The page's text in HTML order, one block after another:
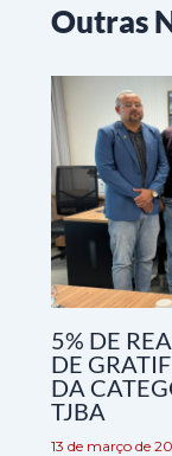
Outras
5% DE
DE
DA
TJBA
13 de março de